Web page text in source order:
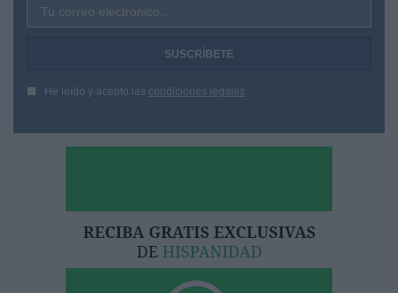
Tu correo electrónico...
He leído y acepto las condiciones legales